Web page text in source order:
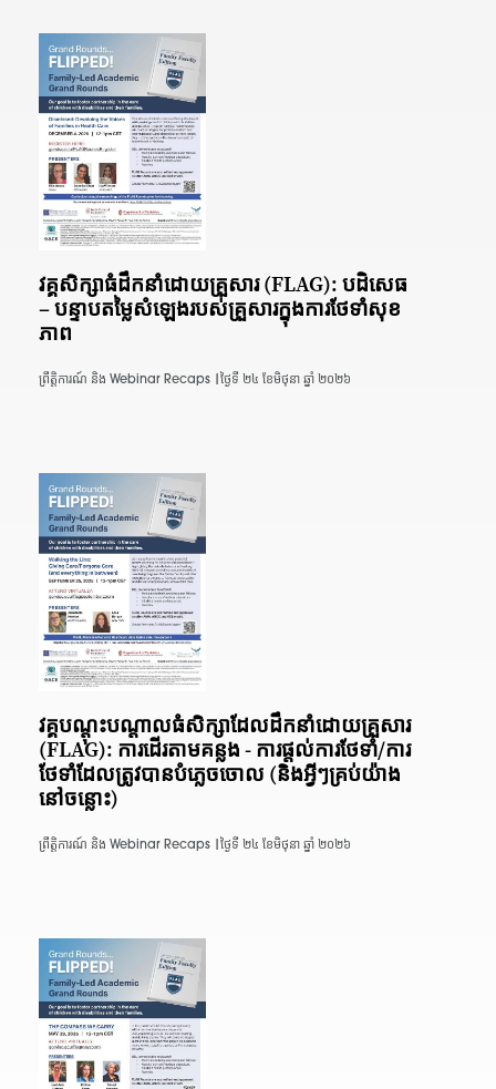
វគ្គ​សិក្សា​ធំ​ដឹកនាំ​ដោយ​គ្រួសារ (FLAG): បដិសេធ
– បន្ទាប​តម្លៃ​សំឡេង​របស់​គ្រួសារ​ក្នុង​ការ​ថែទាំ​សុខ
ភាព
ព្រឹត្តិការណ៍ និង Webinar Recaps | ថ្ងៃទី ២៤ ខែមិថុនា ឆ្នាំ ២០២៦
វគ្គបណ្តុះបណ្តាលធំសិក្សាដែលដឹកនាំដោយគ្រួសារ
(FLAG): ការដើរតាមគន្លង - ការផ្តល់ការថែទាំ/ការ
ថែទាំដែលត្រូវបានបំភ្លេចចោល (និងអ្វីៗគ្រប់យ៉ាង
នៅចន្លោះ)
ព្រឹត្តិការណ៍ និង Webinar Recaps | ថ្ងៃទី ២៤ ខែមិថុនា ឆ្នាំ ២០២៦